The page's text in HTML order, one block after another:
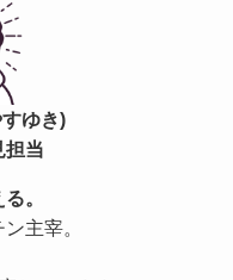
き)
当
。
主宰。